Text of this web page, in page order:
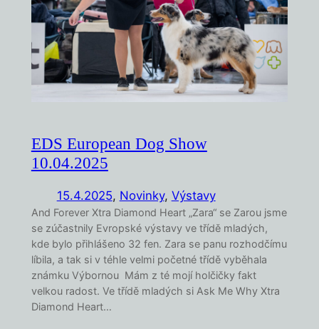
EDS European Dog Show
10.04.2025
15.4.2025, Novinky, Výstavy
And Forever Xtra Diamond Heart „Zara“ se Zarou jsme
se zúčastnily Evropské výstavy ve třídě mladých,
kde bylo přihlášeno 32 fen. Zara se panu rozhodčímu
líbila, a tak si v téhle velmi početné třídě vyběhala
známku Výbornou Mám z té mojí holčičky fakt
velkou radost. Ve třídě mladých si Ask Me Why Xtra
Diamond Heart…